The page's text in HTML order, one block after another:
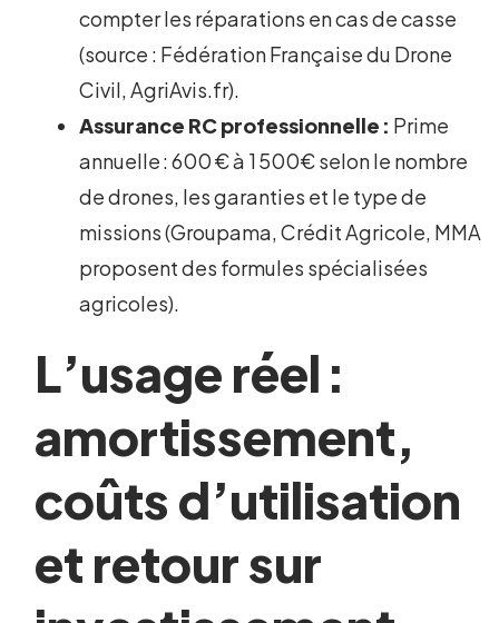
compter les réparations en cas de casse
(source : Fédération Française du Drone
Civil, AgriAvis.fr).
Assurance RC professionnelle : Prime
annuelle : 600 € à 1 500€ selon le nombre
de drones, les garanties et le type de
missions (Groupama, Crédit Agricole, MMA
proposent des formules spécialisées
agricoles).
L’usage réel :
amortissement,
coûts d’utilisation
et retour sur